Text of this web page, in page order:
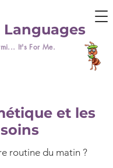
It's For Me.
Languages
et les
soins
routine du matin ?